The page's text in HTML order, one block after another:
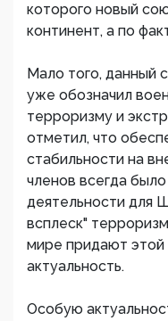
которого новый
континент, а по
Мало того, данный
уже обозначил
терроризму и
отметил, что
стабильности на
членов всегда
деятельности для
всплеск"
мире придают
актуальность.
Особую